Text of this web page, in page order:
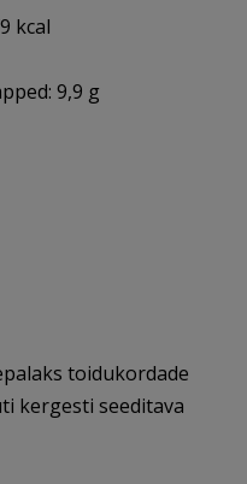
kcal
9,9 g
toidukordade
kergesti seeditava